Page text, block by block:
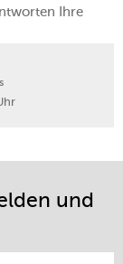
Ihre
und